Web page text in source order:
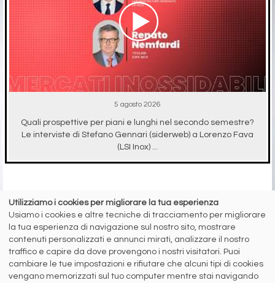
5 agosto 2026
Quali prospettive per piani e lunghi nel secondo semestre?
Le interviste di Stefano Gennari (siderweb) a Lorenzo Fava
(LSI Inox) ...
RICICLO IMBALLAGGI
A cura di Redazione Siderweb
Utilizziamo i cookies per migliorare la tua esperienza
Usiamo i cookies e altre tecniche di tracciamento per migliorare
la tua esperienza di navigazione sul nostro sito, mostrare
contenuti personalizzati e annunci mirati, analizzare il nostro
traffico e capire da dove provengono i nostri visitatori. Puoi
cambiare le tue impostazioni e rifiutare che alcuni tipi di cookies
vengano memorizzati sul tuo computer mentre stai navigando